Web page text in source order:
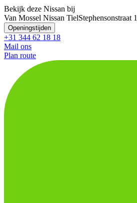
Bekijk deze Nissan bij
Van Mossel Nissan TielStephensonstraat 1
Openingstijden
+31 344 62 18 18
Mail ons
Plan route